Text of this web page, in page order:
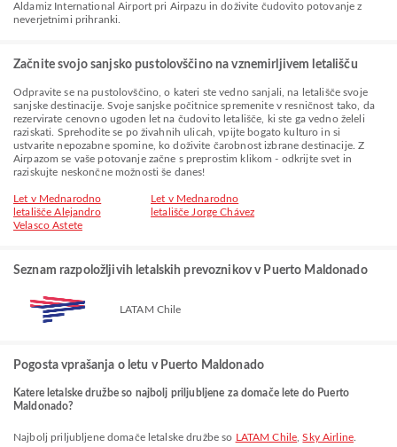
Aldamiz International Airport pri Airpazu in doživite čudovito potovanje z
neverjetnimi prihranki.
Začnite svojo sanjsko pustolovščino na vznemirljivem letališču
Odpravite se na pustolovščino, o kateri ste vedno sanjali, na letališče svoje
sanjske destinacije. Svoje sanjske počitnice spremenite v resničnost tako, da
rezervirate cenovno ugoden let na čudovito letališče, ki ste ga vedno želeli
raziskati. Sprehodite se po živahnih ulicah, vpijte bogato kulturo in si
ustvarite nepozabne spomine, ko doživite čarobnost izbrane destinacije. Z
Airpazom se vaše potovanje začne s preprostim klikom - odkrijte svet in
raziskujte neskončne možnosti še danes!
Let v Mednarodno
letališče Alejandro
Velasco Astete
Let v Mednarodno
letališče Jorge Chávez
Seznam razpoložljivih letalskih prevoznikov v Puerto Maldonado
LATAM Chile
Pogosta vprašanja o letu v Puerto Maldonado
Katere letalske družbe so najbolj priljubljene za domače lete do Puerto
Maldonado?
Najbolj priljubljene domače letalske družbe so LATAM Chile ,Sky Airline.